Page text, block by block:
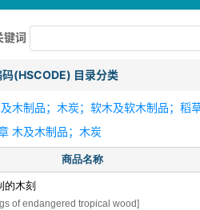
键词
(HSCODE) 目录分类
木制品；木炭；软木及软木制品；
木及木制品；木炭
商品名称
的木刻
of endangered tropical wood]